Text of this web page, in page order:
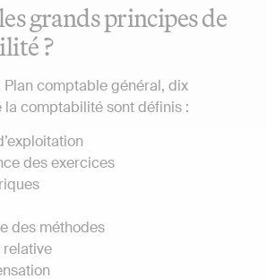
grands principes de
?
comptable général, dix
comptabilité sont définis :
des exercices
des méthodes
relative